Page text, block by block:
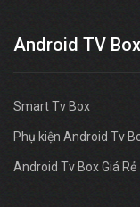
Android TV Box
Smart Tv Box
Phụ kiện Android Tv
Android Tv Box Giá Rẻ